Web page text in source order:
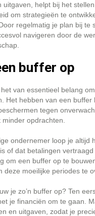
uitgaven, helpt bij het
om strategieën te
regelmatig je plan bij te
navigeren door de
buffer op
het van essentieel belang
Het hebben van een buffer
tegen
opdrachten.
ondernemer loop je altijd
of dat betalingen
om een buffer op te
deze moeilijke periodes te
je zo’n buffer op? Ten
je financiën om te gaan.
en uitgaven, zodat je